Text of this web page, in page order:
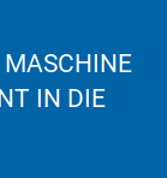
MASCHINE
IN DIE